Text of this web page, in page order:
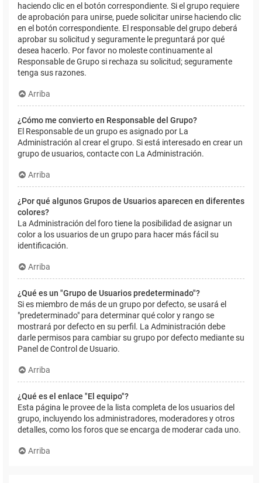
haciendo clic en el botón correspondiente. Si el grupo requiere
de aprobación para unirse, puede solicitar unirse haciendo clic
en el botón correspondiente. El responsable del grupo deberá
aprobar su solicitud y seguramente le preguntará por qué
desea hacerlo. Por favor no moleste continuamente al
Responsable de Grupo si rechaza su solicitud; seguramente
tenga sus razones.
Arriba
¿Cómo me convierto en Responsable del Grupo?
El Responsable de un grupo es asignado por La
Administración al crear el grupo. Si está interesado en crear un
grupo de usuarios, contacte con La Administración.
Arriba
¿Por qué algunos Grupos de Usuarios aparecen en diferentes
colores?
La Administración del foro tiene la posibilidad de asignar un
color a los usuarios de un grupo para hacer más fácil su
identificación.
Arriba
¿Qué es un "Grupo de Usuarios predeterminado"?
Si es miembro de más de un grupo por defecto, se usará el
"predeterminado" para determinar qué color y rango se
mostrará por defecto en su perfil. La Administración debe
darle permisos para cambiar su grupo por defecto mediante su
Panel de Control de Usuario.
Arriba
¿Qué es el enlace "El equipo"?
Esta página le provee de la lista completa de los usuarios del
grupo, incluyendo los administradores, moderadores y otros
detalles, como los foros que se encarga de moderar cada uno.
Arriba